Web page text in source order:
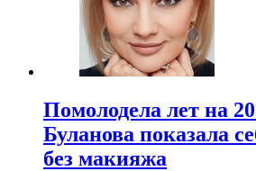
Помолодела лет на
Буланова показала
без макияжа